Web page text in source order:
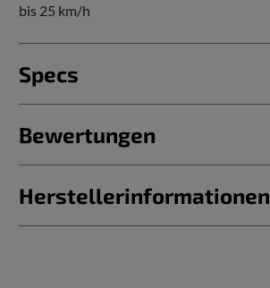
bis 25 km/h
Specs
Bewertungen
Herstellerinformationen